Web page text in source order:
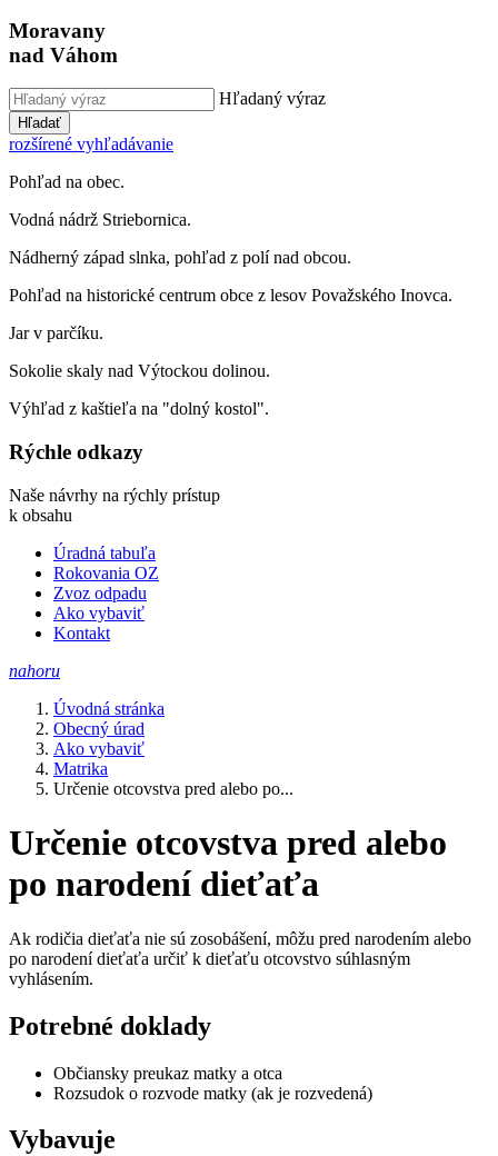
Moravany
nad Váhom
Hľadaný výraz
Hľadať
rozšírené vyhľadávanie
Pohľad na obec.
Vodná nádrž Striebornica.
Nádherný západ slnka, pohľad z polí nad obcou.
Pohľad na historické centrum obce z lesov Považského Inovca.
Jar v parčíku.
Sokolie skaly nad Výtockou dolinou.
Výhľad z kaštieľa na "dolný kostol".
Rýchle odkazy
Naše návrhy na rýchly prístup
k obsahu
Úradná tabuľa
Rokovania OZ
Zvoz odpadu
Ako vybaviť
Kontakt
nahoru
Úvodná stránka
Obecný úrad
Ako vybaviť
Matrika
Určenie otcovstva pred alebo po...
Určenie otcovstva pred alebo
po narodení dieťaťa
Ak rodičia dieťaťa nie sú zosobášení, môžu pred narodením alebo
po narodení dieťaťa určiť k dieťaťu otcovstvo súhlasným
vyhlásením.
Potrebné doklady
Občiansky preukaz matky a otca
Rozsudok o rozvode matky (ak je rozvedená)
Vybavuje